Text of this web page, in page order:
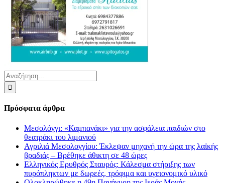
Αναζήτηση
για:
Πρόσφατα άρθρα
Μεσολόγγι: «Καμπανάκι» για την ασφάλεια παιδιών στο
θεατράκι του λιμανιού
Αγριλιά Μεσολογγίου: Έκλεψαν μηχανή την ώρα της λαϊκής
βραδιάς – Βρέθηκε άθικτη σε 48 ώρες
Ελληνικός Ερυθρός Σταυρός: Κάλεσμα στήριξης των
πυρόπληκτων με δωρεές, τρόφιμα και υγειονομικό υλικό